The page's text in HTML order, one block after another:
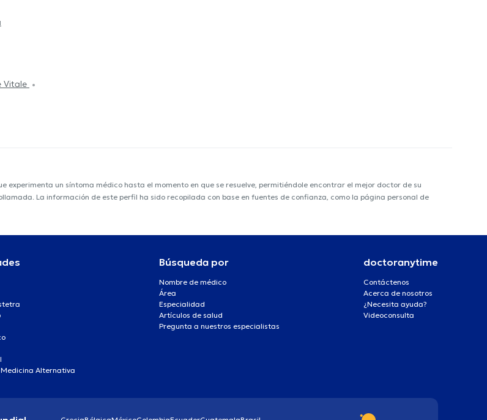
Vitale
un síntoma médico hasta el momento en que se resuelve, permitiéndole encontrar el mejor doctor de su
La información de este perfil ha sido recopilada con base en fuentes de confianza, como la página personal de
Alternativa
Búsqueda por
Nombre de médico
Área
Especialidad
Artículos de salud
Pregunta a nuestros especialistas
doctoranytime
Contáctenos
Acerca de nosotros
¿Necesita ayuda?
Videoconsulta